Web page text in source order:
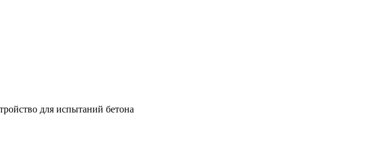
для испытаний бетона